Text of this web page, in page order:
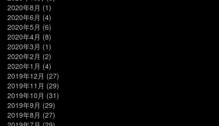
2020年8月 (1)
2020年6月 (4)
2020年5月 (6)
2020年4月 (8)
2020年3月 (1)
2020年2月 (2)
2020年1月 (4)
2019年12月 (27)
2019年11月 (29)
2019年10月 (31)
2019年9月 (29)
2019年8月 (27)